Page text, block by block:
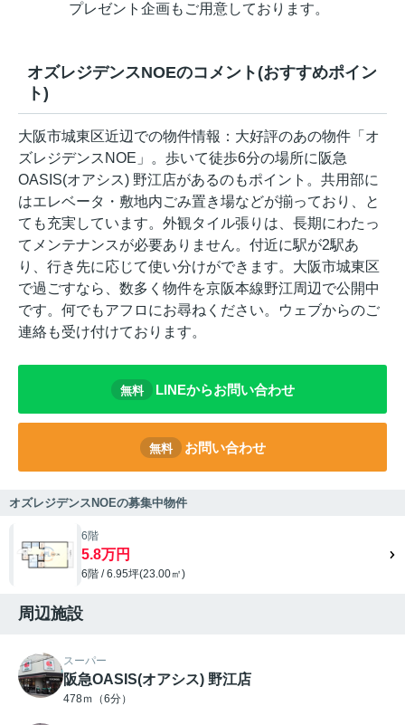
プレゼント企画もご用意しております。
オズレジデンスNOEのコメント(おすすめポイン
ト)
大阪市城東区近辺での物件情報：大好評のあの物件「オ
ズレジデンスNOE」。歩いて徒歩6分の場所に阪急
OASIS(オアシス) 野江店があるのもポイント。共用部に
はエレベータ・敷地内ごみ置き場などが揃っており、と
ても充実しています。外観タイル張りは、長期にわたっ
てメンテナンスが必要ありません。付近に駅が2駅あ
り、行き先に応じて使い分けができます。大阪市城東区
で過ごすなら、数多く物件を京阪本線野江周辺で公開中
です。何でもアフロにお尋ねください。ウェブからのご
連絡も受け付けております。
無料 LINEからお問い合わせ
無料 お問い合わせ
オズレジデンスNOEの募集中物件
6階
5.8万円
6階 / 6.95坪(23.00㎡)
周辺施設
スーパー
阪急OASIS(オアシス) 野江店
478ｍ（6分）